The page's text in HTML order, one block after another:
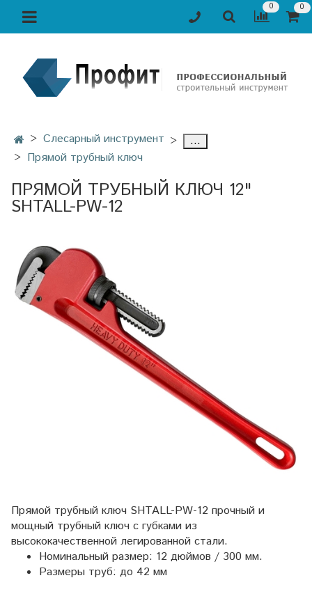
0 0
Слесарный инструмент
...
Прямой трубный ключ
ПРЯМОЙ ТРУБНЫЙ КЛЮЧ 12"
SHTALL-PW-12
Прямой трубный ключ SHTALL-PW-12 прочный и
мощный трубный ключ с губками из
высококачественной легированной стали.
Номинальный размер: 12 дюймов / 300 мм.
Размеры труб: до 42 мм